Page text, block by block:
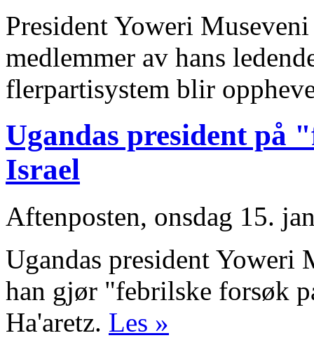
President Yoweri
medlemmer av hans
flerpartisystem blir
Ugandas president på
Israel
Aftenposten, onsdag 15.
Ugandas president Yoweri
han gjør "febrilske forsøk
Ha'aretz. Les »